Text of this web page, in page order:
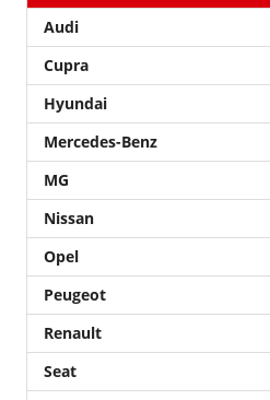
Audi
Cupra
Hyundai
Mercedes-Benz
MG
Nissan
Opel
Peugeot
Renault
Seat